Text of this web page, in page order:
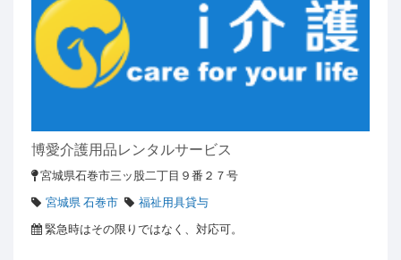
博愛介護用品レンタルサービス
宮城県石巻市三ッ股二丁目９番２７号
宮城県 石巻市
福祉用具貸与
緊急時はその限りではなく、対応可。